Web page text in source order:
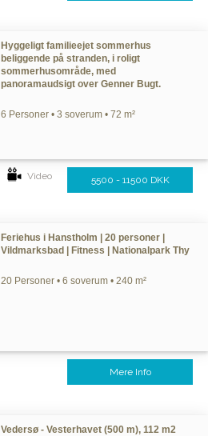
Hyggeligt familieejet sommerhus
beliggende på stranden, i roligt
sommerhusområde, med
panoramaudsigt over Genner Bugt.
6 Personer • 3 soverum • 72 m²
Video 5500 - 11500 DKK
Feriehus i Hanstholm | 20 personer |
Vildmarksbad | Fitness | Nationalpark Thy
20 Personer • 6 soverum • 240 m²
Mere Info
Vedersø - Vesterhavet (500 m), 112 m2